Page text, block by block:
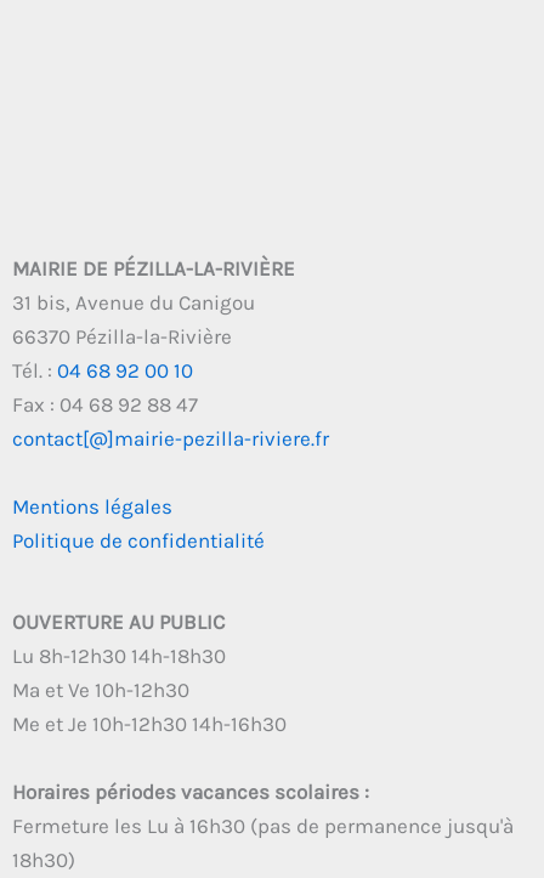
MAIRIE DE PÉZILLA-LA-RIVIÈRE
31 bis, Avenue du Canigou
66370 Pézilla-la-Rivière
Tél. : 04 68 92 00 10
Fax : 04 68 92 88 47
contact[@]mairie-pezilla-riviere.fr
Mentions légales
Politique de confidentialité
OUVERTURE AU PUBLIC
Lu 8h-12h30 14h-18h30
Ma et Ve 10h-12h30
Me et Je 10h-12h30 14h-16h30
Horaires périodes vacances scolaires :
Fermeture les Lu à 16h30 (pas de permanence jusqu'à
18h30)